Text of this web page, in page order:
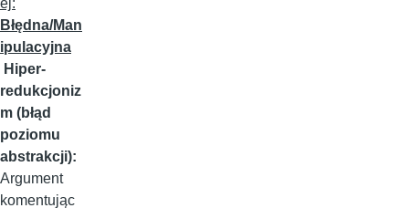
ej:
Błędna/Man
ipulacyjna
Hiper-
redukcjoniz
m (błąd
poziomu
abstrakcji):
Argument
komentując